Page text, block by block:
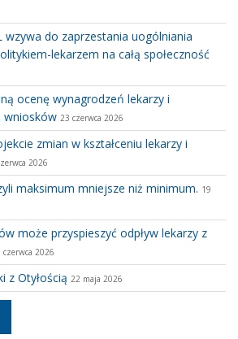
wzywa do zaprzestania uogólniania
lekarzem na całą społeczność
ocenę wynagrodzeń lekarzy i
wniosków 23 czerwca 2026
zmian w kształceniu lekarzy i
2026
maksimum mniejsze niż minimum. 19
może przyspieszyć odpływ lekarzy z
czerwca 2026
z Otyłością 22 maja 2026